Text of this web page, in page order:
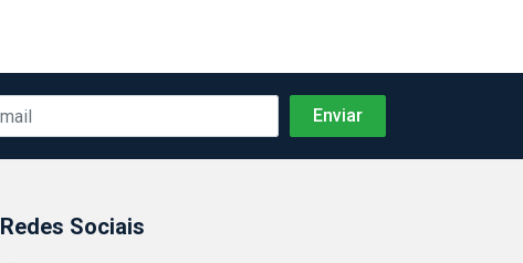
Redes Sociais